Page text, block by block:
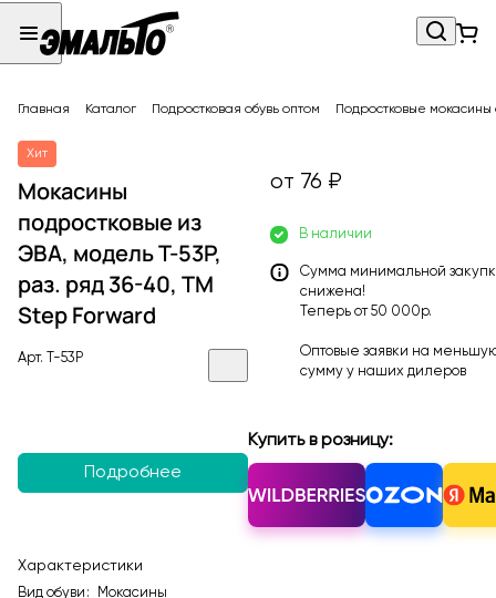
Главная Каталог Подростковая обувь оптом Подростковые мокасины
Хит
Мокасины
подростковые из
ЭВА, модель T-53P,
раз. ряд 36-40, ТМ
Step Forward
Арт. T-53P
Подробнее
Характеристики
Вид обуви :
Мокасины
от 76 ₽
В наличии
Сумма минимальной
снижена!
Теперь от 50 000р.
Оптовые заявки на
сумму у наших дилеров
Купить в розницу: